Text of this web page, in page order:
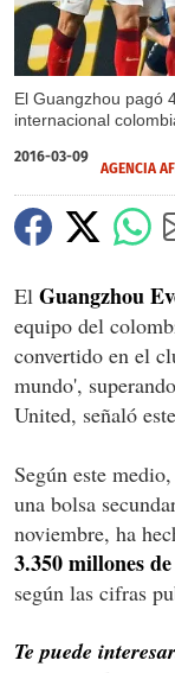
El Guangzhou pagó
internacional
2016-03-09
AGENCIA
El Guangzhou
equipo del
convertido en el
mundo',
United, señaló
Según este
una bolsa
noviembre, ha
3.350 millones
según las cifras
Te puede